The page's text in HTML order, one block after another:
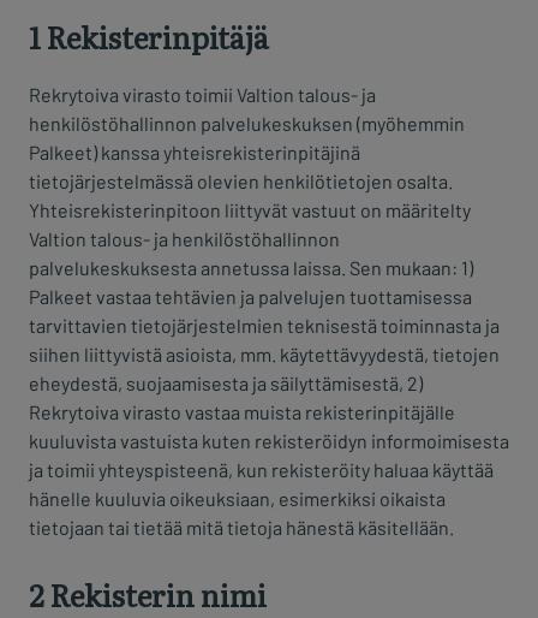
1 Rekisterinpitäjä
Rekrytoiva virasto toimii Valtion talous- ja
henkilöstöhallinnon palvelukeskuksen (myöhemmin
Palkeet) kanssa yhteisrekisterinpitäjinä
tietojärjestelmässä olevien henkilötietojen osalta.
Yhteisrekisterinpitoon liittyvät vastuut on määritelty
Valtion talous- ja henkilöstöhallinnon
palvelukeskuksesta annetussa laissa. Sen mukaan: 1)
Palkeet vastaa tehtävien ja palvelujen tuottamisessa
tarvittavien tietojärjestelmien teknisestä toiminnasta ja
siihen liittyvistä asioista, mm. käytettävyydestä, tietojen
eheydestä, suojaamisesta ja säilyttämisestä, 2)
Rekrytoiva virasto vastaa muista rekisterinpitäjälle
kuuluvista vastuista kuten rekisteröidyn informoimisesta
ja toimii yhteyspisteenä, kun rekisteröity haluaa käyttää
hänelle kuuluvia oikeuksiaan, esimerkiksi oikaista
tietojaan tai tietää mitä tietoja hänestä käsitellään.
2 Rekisterin nimi